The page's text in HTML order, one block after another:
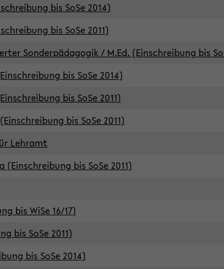
bis SoSe 2014)
bis SoSe 2011)
Sonderpädagogik / M.Ed. (Einschreibung bis
bis SoSe 2014)
bis SoSe 2011)
bis SoSe 2011)
Lehramt
bis SoSe 2011)
bis WiSe 16/17)
bis SoSe 2011)
bis SoSe 2014)